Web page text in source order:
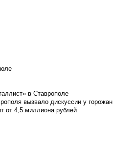
в Ставрополе
вызвало дискуссии у горожан
от 4,5 миллиона рублей